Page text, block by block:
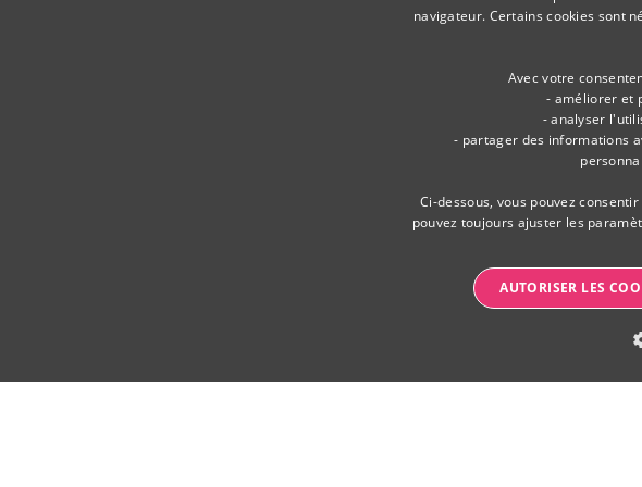
navigateur. Certains cookies sont
Avec votre
- améliorer et
- analyser
- partager des informations
Ci-dessous, vous pouvez
pouvez toujours ajuster les
AUTORISER LES